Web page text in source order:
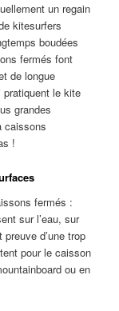
un regain
kitesurfers
boudées
fermés font
de longue
le kite
grandes
caissons
!
fermés :
sur l’eau, sur
d’une trop
pour le caisson
ou en